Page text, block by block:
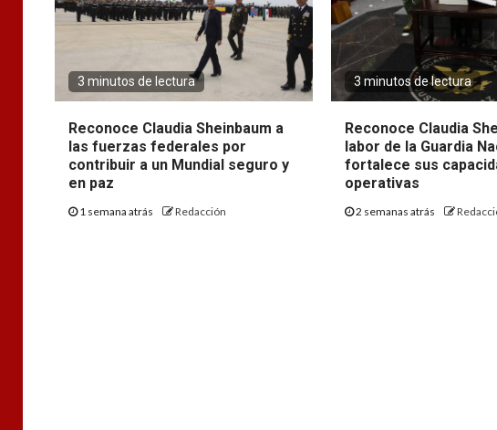
3 minutos de lectura
Reconoce Claudia Sheinbaum a
las fuerzas federales por
contribuir a un Mundial seguro y
en paz
1 semana atrás Redacción
3 minutos de lectura
Reconoce Claudia
labor de la Guardia
fortalece sus
operativas
2 semanas atrás